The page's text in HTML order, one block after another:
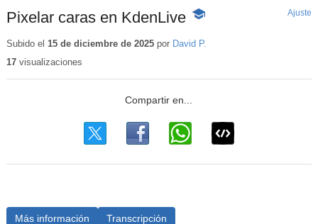
Pixelar caras en KdenLive -
educativo
Ajuste
Subido el 15 de diciembre de 2025por David P.
17visualizaciones
Más información Transcripción